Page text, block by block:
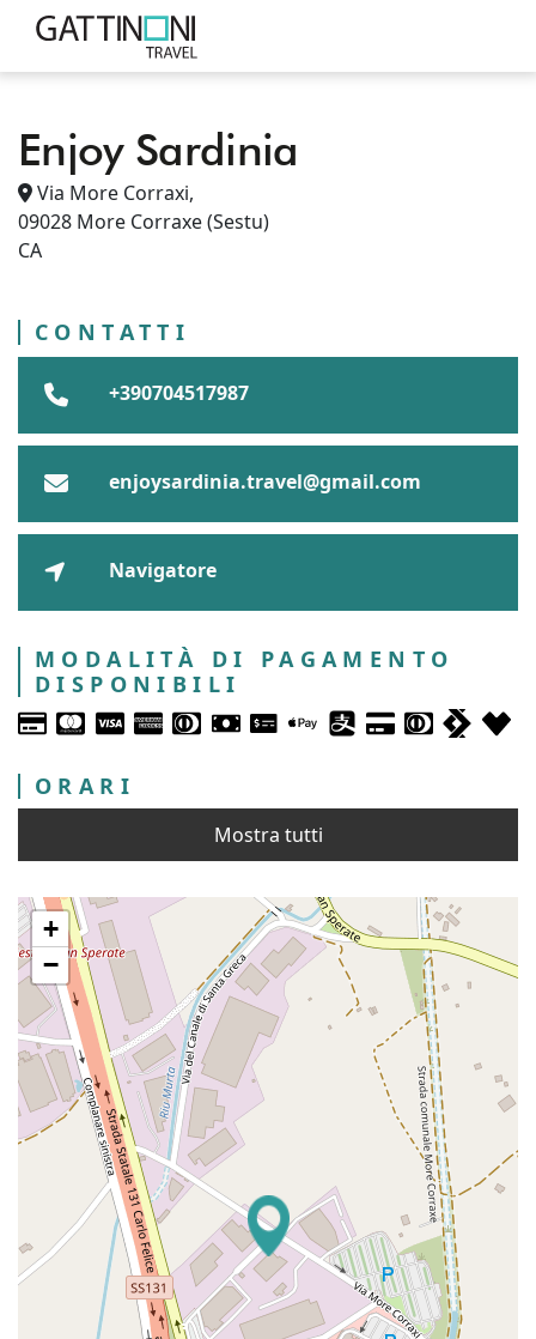
PUNTI VENDITA
CITTÀ METROPOLITANA DI CAGLIARI
MORE CORRAXE
ENJOY SARDINIA
Enjoy Sardinia
Via More Corraxi,
09028 More Corraxe(Sestu)
CA
CONTATTI
+390704517987
enjoysardinia.travel@gmail.com
Navigatore
MODALITÀ DI PAGAMENTO
DISPONIBILI
ORARI
Mostra tutti
+
−